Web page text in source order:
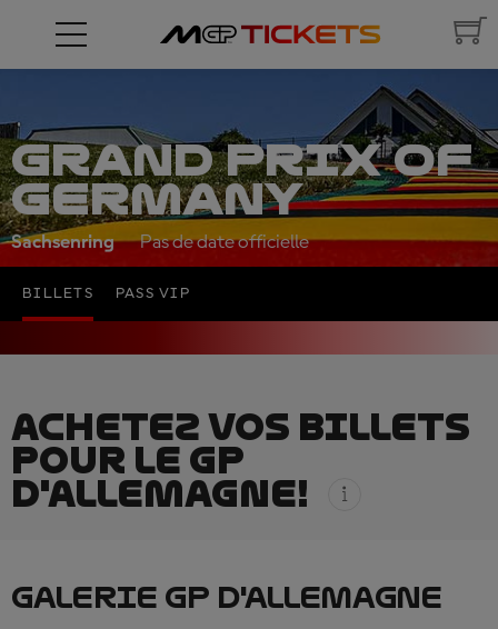
GRAND PRIX OF
GERMANY
Sachsenring Pas de date officielle
BILLETS PASS VIP
ACHETEZ VOS BILLETS
POUR LE GP
D'ALLEMAGNE!
GALERIE GP D'ALLEMAGNE